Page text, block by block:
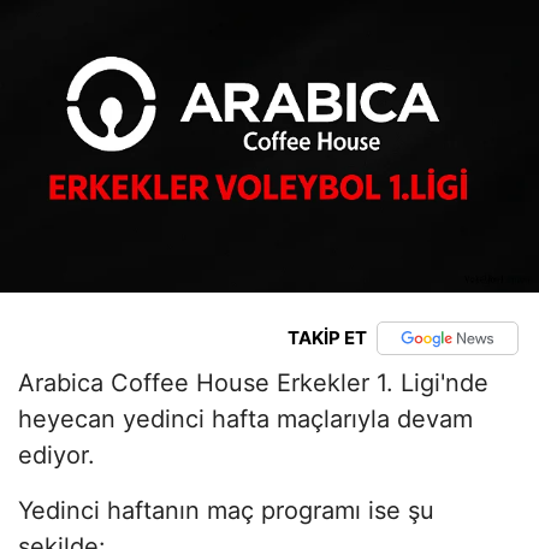
TAKİP ET
Arabica Coffee House Erkekler 1. Ligi'nde
heyecan yedinci hafta maçlarıyla devam
ediyor.
Yedinci haftanın maç programı ise şu